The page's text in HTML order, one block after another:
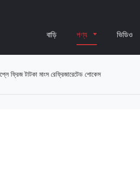
বাড়ি পণ্য ভিডিও
ফ্রিজ টাটকা মাংস রেফ্রিজারেটেড শোকেস